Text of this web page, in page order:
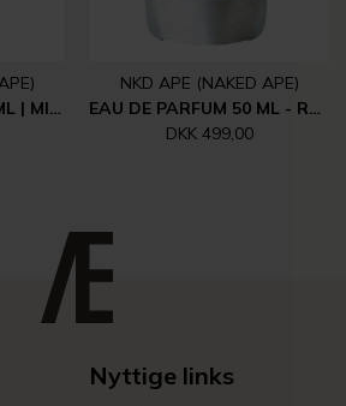
NKD APE (NAKED APE)
DKK 499,00
Nyttige links